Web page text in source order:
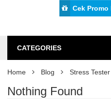
Cek Promo
CATEGORIES
Home Blog Stress Tester
Nothing Found